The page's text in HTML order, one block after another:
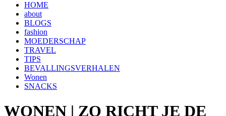
HOME
about
BLOGS
fashion
MOEDERSCHAP
TRAVEL
TIPS
BEVALLINGSVERHALEN
Wonen
SNACKS
WONEN | ZO RICHT JE DE